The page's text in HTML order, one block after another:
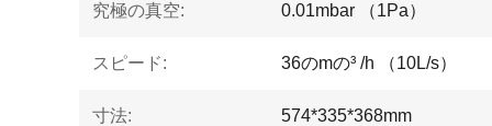
究極の真空: 0.01mbar （1Pa）
スピード: 36のmの³ /h （10L/s）
寸法: 574*335*368mm